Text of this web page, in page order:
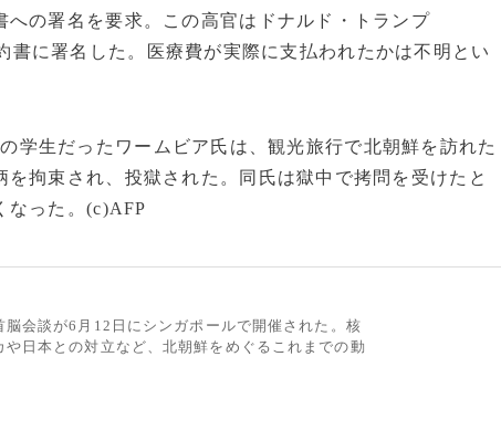
の署名を要求。この高官はドナルド・トランプ
書に署名した。医療費が実際に支払われたかは不明とい
学生だったワームビア氏は、観光旅行で北朝鮮を訪れた
拘束され、投獄された。同氏は獄中で拷問を受けたと
なった。(c)AFP
会談が6月12日にシンガポールで開催された。核
日本との対立など、北朝鮮をめぐるこれまでの動